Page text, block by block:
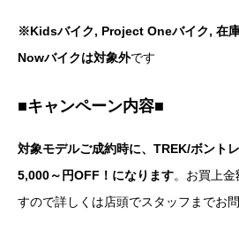
※Kidsバイク, Project Oneバイク, 在
Nowバイクは対象外です
■キャンペーン内容■
対象モデルご成約時に、TREK/ボント
5,000～円OFF！になります。お買上金
すので詳しくは店頭でスタッフまでお